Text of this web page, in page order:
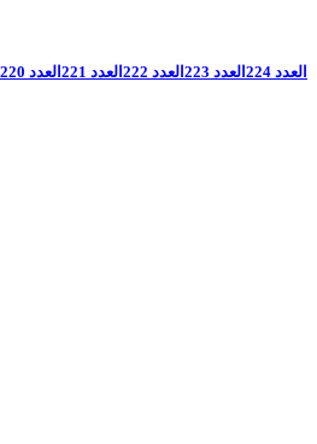
العدد 224 العدد 223 العدد 222 العدد 221 العدد 220